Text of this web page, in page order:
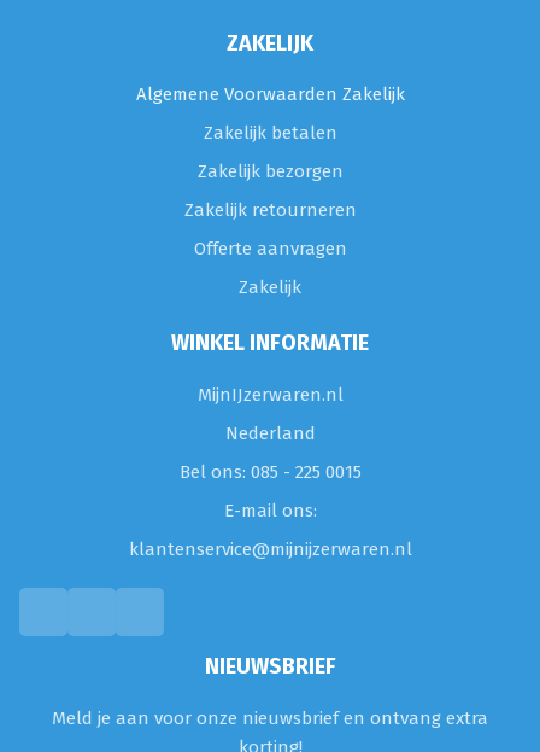
ZAKELIJK
Algemene Voorwaarden Zakelijk
Zakelijk betalen
Zakelijk bezorgen
Zakelijk retourneren
Offerte aanvragen
Zakelijk
WINKEL INFORMATIE
MijnIJzerwaren.nl
Nederland
Bel ons: 085 - 225 0015
E-mail ons:
klantenservice@mijnijzerwaren.nl
NIEUWSBRIEF
Meld je aan voor onze nieuwsbrief en ontvang extra
korting!